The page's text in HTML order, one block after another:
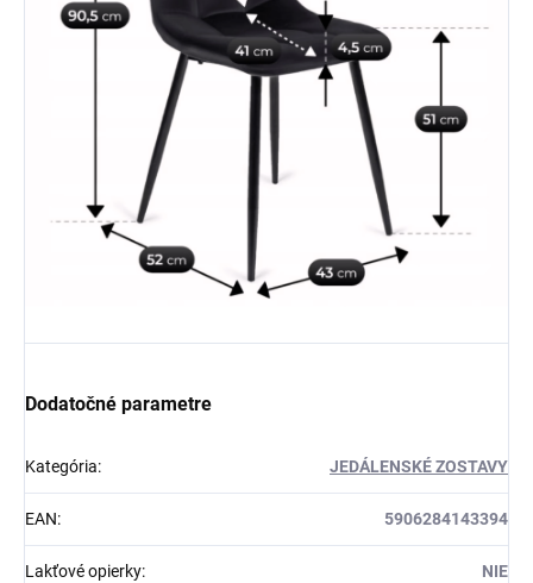
Dodatočné parametre
Kategória: JEDÁLENSKÉ ZOSTAVY
EAN: 5906284143394
Lakťové opierky: NIE